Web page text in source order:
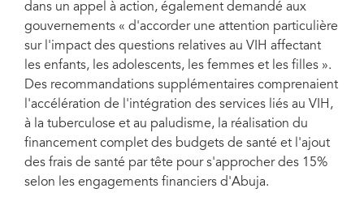
dans un appel à action, également demandé aux
gouvernements « d'accorder une attention particulière
sur l'impact des questions relatives au VIH affectant
les enfants, les adolescents, les femmes et les filles ».
Des recommandations supplémentaires comprenaient
l'accélération de l'intégration des services liés au VIH,
à la tuberculose et au paludisme, la réalisation du
financement complet des budgets de santé et l'ajout
des frais de santé par tête pour s'approcher des 15%
selon les engagements financiers d'Abuja.